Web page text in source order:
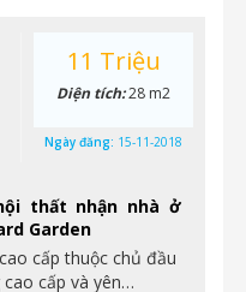
thất nhận nhà ở
Garden
cấp thuộc chủ đầu
cấp và yên…
11 Triệu
Diện tích:28 m2
Ngày đăng: 15-11-2018